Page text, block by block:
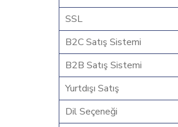
SSL
B2C Satış Sistemi
B2B Satış Sistemi
Yurtdışı Satış
Dil Seçeneği